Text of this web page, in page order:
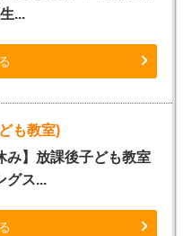
...
も教室)
み】放課後子ども教室
グス...